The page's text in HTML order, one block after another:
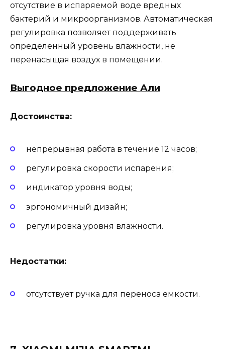
отсутствие в испаряемой воде вредных
бактерий и микроорганизмов. Автоматическая
регулировка позволяет поддерживать
определенный уровень влажности, не
перенасыщая воздух в помещении.
Выгодное предложение Али
Достоинства:
непрерывная работа в течение 12 часов;
регулировка скорости испарения;
индикатор уровня воды;
эргономичный дизайн;
регулировка уровня влажности.
Недостатки:
отсутствует ручка для переноса емкости.